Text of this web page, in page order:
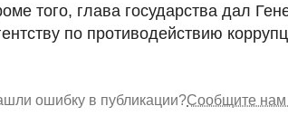
того, глава государства дал
по противодействию
ошибку в публикации?Сообщите нам